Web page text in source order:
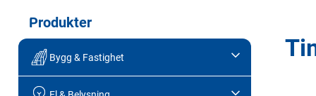
Produkter
Bygg & Fastighet